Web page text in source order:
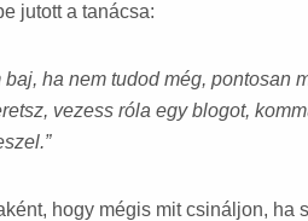
jutott a tanácsa:
ha nem tudod még, pontosan
vezess róla egy blogot,
hogy mégis mit csináljon, ha